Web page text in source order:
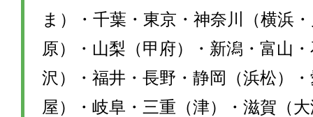
ま）・千葉・東京・神奈川（横浜
原）・山梨（甲府）・新潟・富山
沢）・福井・長野・静岡（浜松）
屋）・岐阜・三重（津）・滋賀（